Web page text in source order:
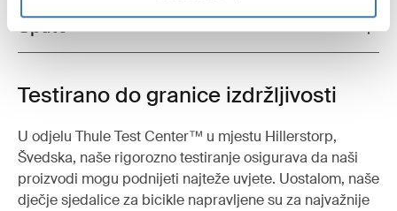
Toggle guides and instructions
Upute
Testirano do granice izdržljivosti
U odjelu Thule Test Center™ u mjestu Hillerstorp,
Švedska, naše rigorozno testiranje osigurava da naši
proizvodi mogu podnijeti najteže uvjete. Uostalom, naše
dječje sjedalice za bicikle napravljene su za najvažnije